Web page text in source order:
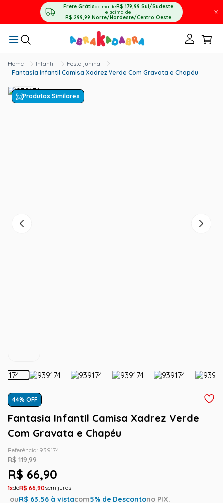
Frete Grátisacima deR$ 179,99 Sul/Sudeste
e acima de
R$ 299,99 Norte/Nordeste/Centro Oeste
X
Infantil
Festa junina
Fantasia Infantil Camisa Xadrez Verde Com Gravata e Chapéu
Produtos Similares
44% OFF
Fantasia Infantil Camisa Xadrez Verde
Com Gravata e Chapéu
Referência: 939174
R$ 119,99
R$ 66,90
1 R$ 66,90
ouR$ 63.56 à vistacom5% de Descontono PIX.